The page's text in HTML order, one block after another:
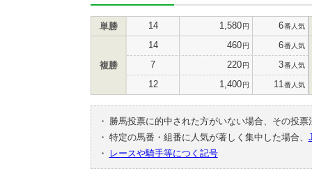
単勝 14 1,580円 6番人気
複勝
14 460円 6番人気
7 220円 3番人気
12 1,400円 11 番人気
・
勝馬投票に的中された方がいない場合、その投
・ 特定の馬番・組番に人気が著しく集中した場合、
・
レースや騎手等につく記号